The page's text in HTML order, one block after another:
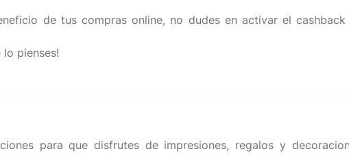
de tus compras online, no dudes en activar el
para que disfrutes de impresiones, regalos y